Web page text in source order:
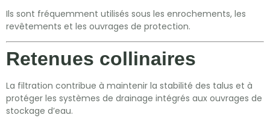
Ils sont fréquemment utilisés sous les enrochements, les
revêtements et les ouvrages de protection.
Retenues collinaires
La filtration contribue à maintenir la stabilité des talus et à
protéger les systèmes de drainage intégrés aux ouvrages de
stockage d’eau.